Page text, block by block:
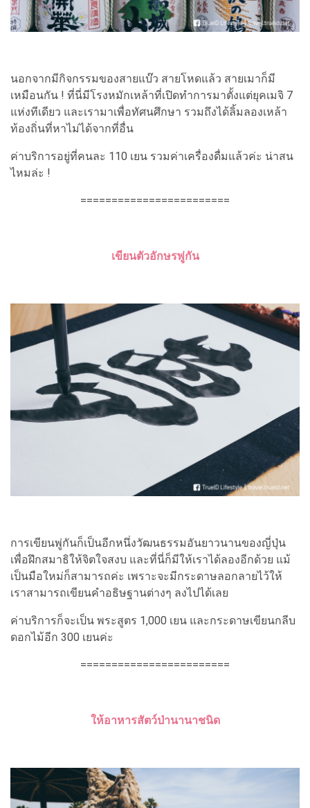
นอกจากมีกิจกรรมของสายแบ๊ว สายโหดแล้ว สายเมาก็มี
เหมือนกัน ! ที่นี่มีโรงหมักเหล้าที่เปิดทำการมาตั้งแต่ยุคเมจิ 7
แห่งทีเดียว และเรามาเพื่อทัศนศึกษา รวมถึงได้ลิ้มลองเหล้า
ท้องถิ่นที่หาไม่ได้จากที่อื่น
ค่าบริการอยู่ที่คนละ 110 เยน รวมค่าเครื่องดื่มแล้วค่ะ น่าสน
ไหมล่ะ !
========================
เขียนตัวอักษรพู่กัน
การเขียนพู่กันก็เป็นอีกหนึ่งวัฒนธรรมอันยาวนานของญี่ปุ่น
เพื่อฝึกสมาธิให้จิตใจสงบ และที่นี่ก็มีให้เราได้ลองอีกด้วย แม้
เป็นมือใหม่ก็สามารถค่ะ เพราะจะมีกระดาษลอกลายไว้ให้
เราสามารถเขียนคำอธิษฐานต่างๆ ลงไปได้เลย
ค่าบริการก็จะเป็น พระสูตร 1,000 เยน และกระดาษเขียนกลีบ
ดอกไม้อีก 300 เยนค่ะ
========================
ให้อาหารสัตว์ป่านานาชนิด